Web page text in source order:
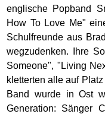
englische Popband
How To Love Me"
Schulfreunde aus
wegzudenken. Ihre
Someone", "Living
kletterten alle auf
Band wurde in Ost
Generation: Sänger